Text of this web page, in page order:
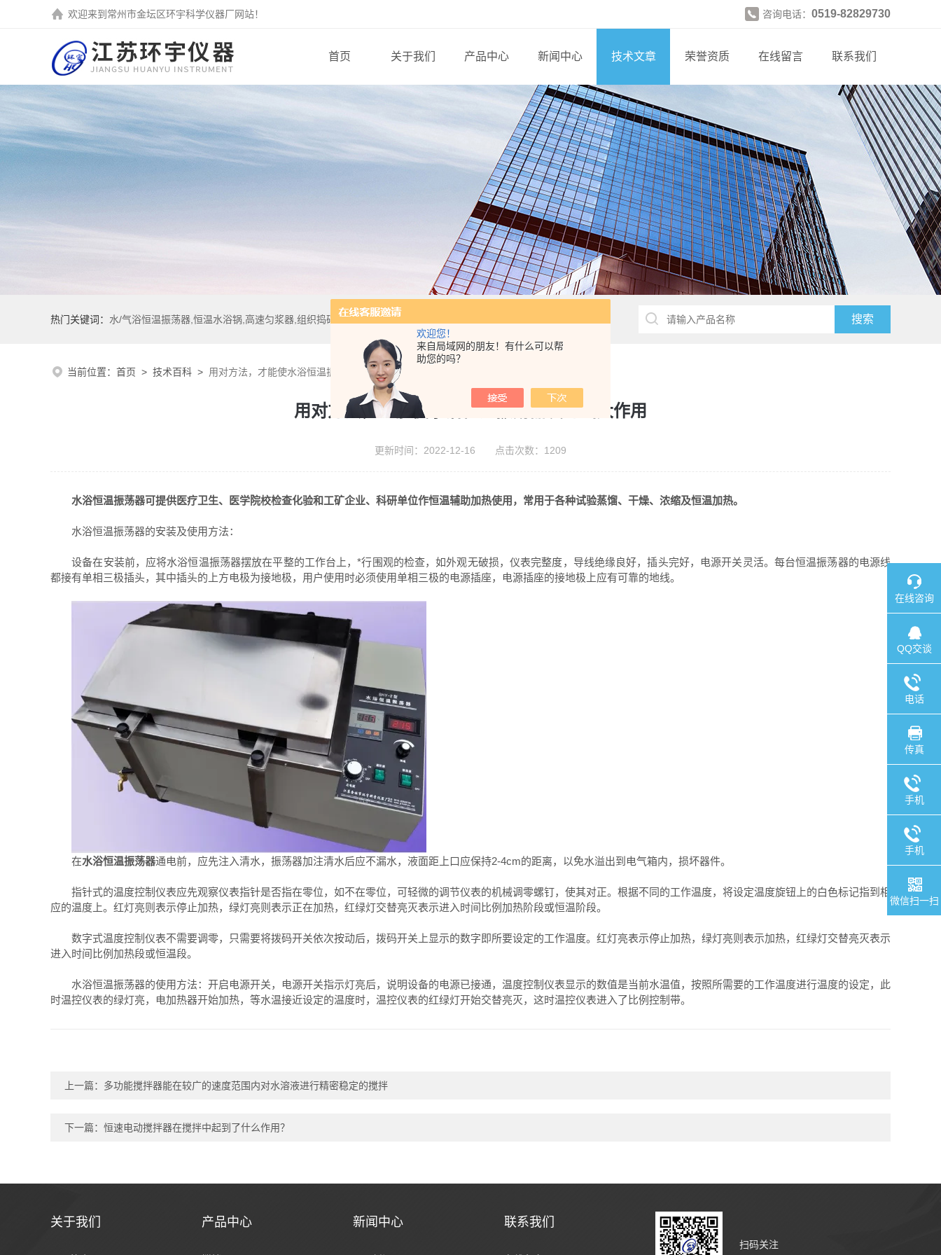
欢迎您！
来自局域网的朋友！有什么可以帮
助您的吗？
欢迎来到 常州市金坛区环宇科学仪器厂网站！ 咨询电话： 0519-82829730
首页 关于我们 产品中心 新闻中心 技术文章 荣誉资质 在线留言 联系我们
热门关键词： 水/气浴恒温振荡器,恒温水浴锅,高速匀浆器,组织捣碎机,数显恒温油浴
当前位置： 首页 > 技术百科 > 用对方法，才能使水浴恒温振荡器发挥出大作用
用对方法，才能使水浴恒温振荡器发挥出大作用
更新时间：2022-12-16 点击次数：1209
水浴恒温振荡器可提供医疗卫生、医学院校检查化验和工矿企业、科研单位作恒温辅助加热使用，常用于各种试验蒸馏、干燥、浓缩及恒温加热。
水浴恒温振荡器的安装及使用方法：
设备在安装前，应将水浴恒温振荡器摆放在平整的工作台上，*行围观的检查，如外观无破损，仪表完整度，导线绝缘良好，插头完好，电源开关灵活。每台恒温振荡器的电源线
都接有单相三极插头，其中插头的上方电极为接地极，用户使用时必须使用单相三极的电源插座，电源插座的接地极上应有可靠的地线。
在水浴恒温振荡器通电前，应先注入清水，振荡器加注清水后应不漏水，液面距上口应保持2-4cm的距离，以免水溢出到电气箱内，损坏器件。
指针式的温度控制仪表应先观察仪表指针是否指在零位，如不在零位，可轻微的调节仪表的机械调零螺钉，使其对正。根据不同的工作温度，将设定温度旋钮上的白色标记指到相
应的温度上。红灯亮则表示停止加热，绿灯亮则表示正在加热，红绿灯交替亮灭表示进入时间比例加热阶段或恒温阶段。
数字式温度控制仪表不需要调零，只需要将拨码开关依次按动后，拨码开关上显示的数字即所要设定的工作温度。红灯亮表示停止加热，绿灯亮则表示加热，红绿灯交替亮灭表示
进入时间比例加热段或恒温段。
水浴恒温振荡器的使用方法：开启电源开关，电源开关指示灯亮后，说明设备的电源已接通，温度控制仪表显示的数值是当前水温值，按照所需要的工作温度进行温度的设定，此
时温控仪表的绿灯亮，电加热器开始加热，等水温接近设定的温度时，温控仪表的红绿灯开始交替亮灭，这时温控仪表进入了比例控制带。
上一篇： 多功能搅拌器能在较广的速度范围内对水溶液进行精密稳定的搅拌
下一篇： 恒速电动搅拌器在搅拌中起到了什么作用？
关于我们 产品中心 新闻中心 联系我们
扫码关注
在线咨询
QQ交谈
电话
传真
手机
手机
微信扫一扫